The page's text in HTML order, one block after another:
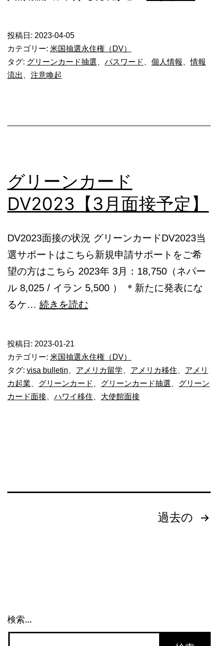
報
関
投稿日: 2023-04-05
カテゴリー: 米国抽選永住権（DV）
タグ: グリーンカード抽選、 パスワード 、 個人情報 、情報
流出 、 注意喚起
グリーンカード
DV2023【3月面接予定】
DV2023面接の状況 グリーンカードDV2023当
選サポートはこちら新規申請サポートをご希
望の方はこちら 2023年 3月：18,750（ネパー
ル 8,025 / イラン 5,500 ） ＊新たに発表にな
るケ… 続きを読む
ン
カ
ー
ド
投稿日: 2023-01-21
カテゴリー: 米国抽選永住権（DV）
タグ: visa bulletin、 アメリカ留学、 アメリカ移住、 アメリ
カ起業、 グリーンカード 、 グリーンカード抽選、 グリーン
カード面接、 ハワイ移住、 大使館面接
ジ
過去の
検索…